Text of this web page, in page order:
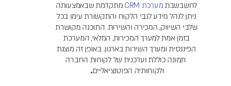
לחשבשבת מערכת CRM
מתקדמת שבאמצעותה
ניתן לנהל מידע לגבי הלקוח והתקשורת עימו בכל
שלבי השיווק, המכירה והשירות. התוכנה מקושרת
בזמן אמת למערך המכירות, המלאי, המערכת
הפיננסית ומערך השירות בארגון. באופן זה מוצגת
תמונה כוללת ועדכנית של לקוחות החברה
ולקוחותיה הפוטנציאליים.